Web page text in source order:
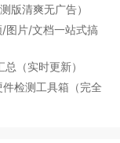
版清爽无广告）
图片/文档一站式搞
（实时更新）
检测工具箱（完全